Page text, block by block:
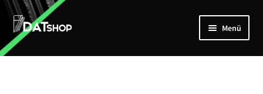
Zur
Navigation
springen
Zum
Inhalt
springen
Menü
Home